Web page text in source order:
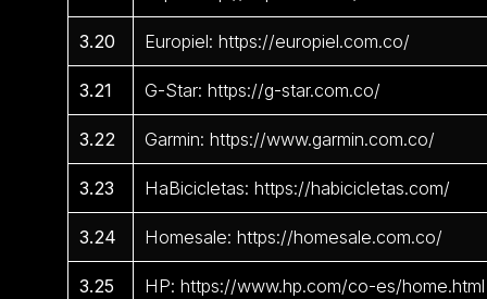
3.20 Europiel: https://europiel.com.co/
3.21 G-Star: https://g-star.com.co/
3.22 Garmin: https://www.garmin.com.co/
3.23 HaBicicletas: https://habicicletas.com/
3.24 Homesale: https://homesale.com.co/
3.25 HP: https://www.hp.com/co-es/home.html